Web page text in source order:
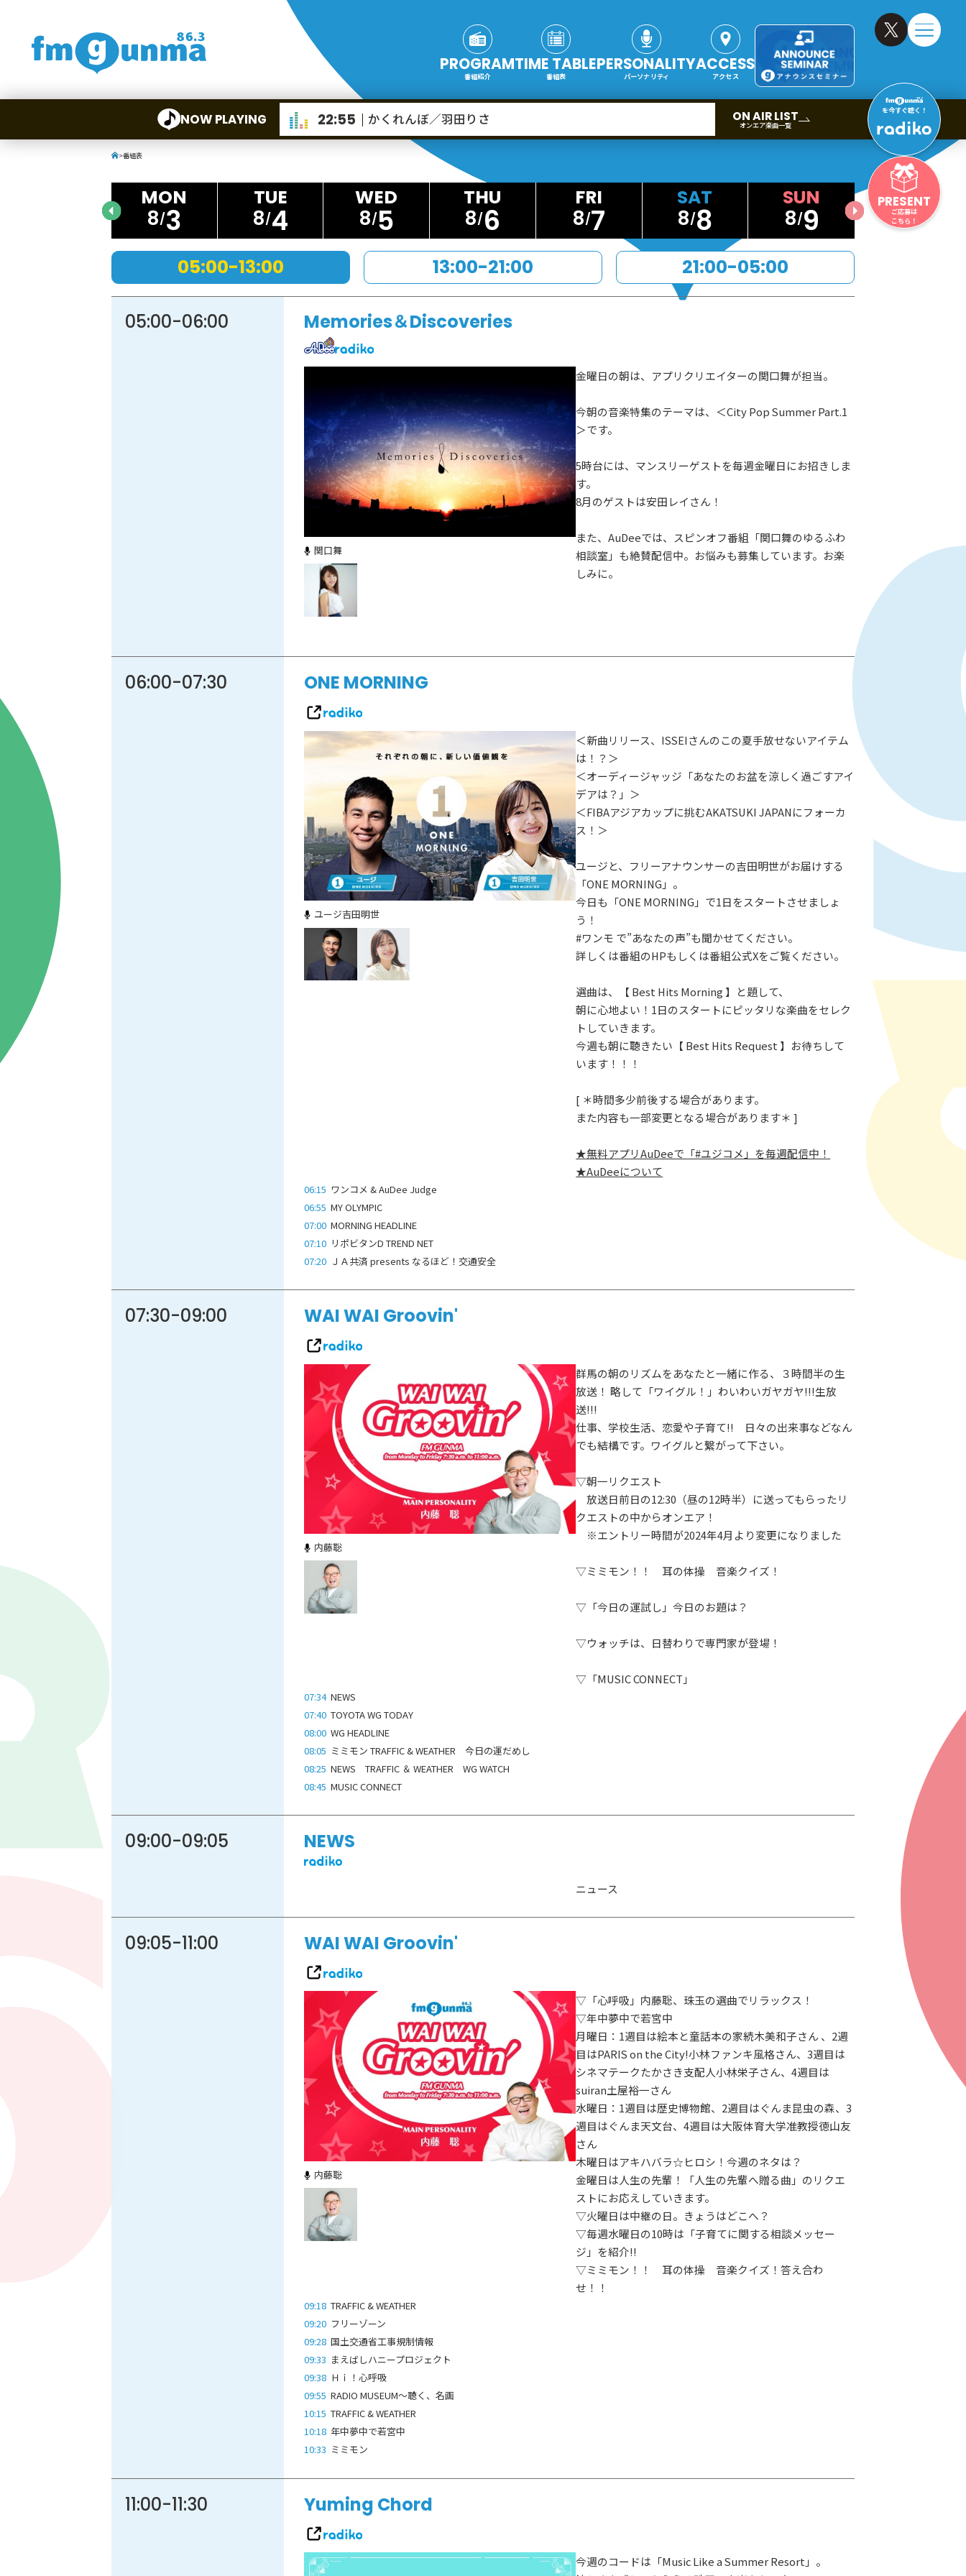
NOW PLAYING ON AIR LIST
オンエア楽曲一覧
22:55 かくれんぼ／羽田りさ
PROGRAM
番組紹介
TIME TABLE
番組表
PERSONALITY
パーソナリティ
ACCESS
アクセス
POWER PLAY
G-SelectionG-Selection
STAY TUNED!
採用情報
アナウンスセミナー
82.2MHz
82.0MHz
77.8MHz
87.1MHz
76.7MHz
Tone
79.4MHz
を今すぐ聴く！
PRESENT
ご応募は
こちら！
>番組表
8 3 8 4 8 5 8 6 8 7 8 8 8 9
05:00-13:00 13:00-21:00 21:00-05:00
05:00-06:00 Memories＆Discoveries
関口舞
金曜日の朝は、アプリクリエイターの関口舞が担当。
今朝の音楽特集のテーマは、＜City Pop Summer Part.1
＞です。
5時台には、マンスリーゲストを毎週金曜日にお招きしま
す。
8月のゲストは安田レイさん！
また、AuDeeでは、スピンオフ番組「関口舞のゆるふわ
相談室」も絶賛配信中。お悩みも募集しています。お楽
しみに。
06:00-07:30 ONE MORNING
ユージ吉田明世
＜新曲リリース、ISSEIさんのこの夏手放せないアイテム
は！？＞
＜オーディージャッジ「あなたのお盆を涼しく過ごすアイ
デアは？」＞
＜FIBAアジアカップに挑むAKATSUKI JAPANにフォーカ
ス！＞
ユージと、フリーアナウンサーの吉田明世がお届けする
「ONE MORNING」。
今日も「ONE MORNING」で1日をスタートさせましょ
う！
#ワンモ で”あなたの声”も聞かせてください。
詳しくは番組のHPもしくは番組公式Xをご覧ください。
選曲は、【 Best Hits Morning 】と題して、
朝に心地よい！1日のスタートにピッタリな楽曲をセレク
トしていきます。
今週も朝に聴きたい【 Best Hits Request 】お待ちして
います！！！
[ ＊時間多少前後する場合があります。
また内容も一部変更となる場合があります＊ ]
★無料アプリAuDeeで「#ユジコメ」を毎週配信中！
★AuDeeについて
06:15 ワンコメ & AuDee Judge
06:55 MY OLYMPIC
07:00 MORNING HEADLINE
07:10 リポビタンD TREND NET
07:20 ＪＡ共済 presents なるほど！交通安全
07:30-09:00 WAI WAI Groovin'
内藤聡
群馬の朝のリズムをあなたと一緒に作る、３時間半の生
放送！ 略して「ワイグル！」わいわいガヤガヤ!!!生放
送!!!
仕事、学校生活、恋愛や子育て!! 日々の出来事などなん
でも結構です。ワイグルと繋がって下さい。
▽朝一リクエスト
放送日前日の12:30（昼の12時半）に送ってもらったリ
クエストの中からオンエア！
※エントリー時間が2024年4月より変更になりました
▽ミミモン！！ 耳の体操 音楽クイズ！
▽「今日の運試し」今日のお題は？
▽ウォッチは、日替わりで専門家が登場！
▽「MUSIC CONNECT」
07:34 NEWS
07:40 TOYOTA WG TODAY
08:00 WG HEADLINE
08:05 ミミモン TRAFFIC & WEATHER 今日の運だめし
08:25 NEWS TRAFFIC ＆ WEATHER WG WATCH
08:45 MUSIC CONNECT
09:00-09:05 NEWS
ニュース
09:05-11:00 WAI WAI Groovin'
内藤聡
▽「心呼吸」内藤聡、珠玉の選曲でリラックス！
▽年中夢中で若宮中
月曜日：1週目は絵本と童話本の家続木美和子さん 、2週
目はPARIS on the City!小林ファンキ風格さん、3週目は
シネマテークたかさき支配人小林栄子さん、4週目は
suiran土屋裕一さん
水曜日：1週目は歴史博物館、2週目はぐんま昆虫の森、3
週目はぐんま天文台、4週目は大阪体育大学准教授徳山友
さん
木曜日はアキハバラ☆ヒロシ！今週のネタは？
金曜日は人生の先輩！「人生の先輩へ贈る曲」のリクエ
ストにお応えしていきます。
▽火曜日は中継の日。きょうはどこへ？
▽毎週水曜日の10時は「子育てに関する相談メッセー
ジ」を紹介!!
▽ミミモン！！ 耳の体操 音楽クイズ！答え合わ
せ！！
09:18 TRAFFIC & WEATHER
09:20 フリーゾーン
09:28 国土交通省工事規制情報
09:33 まえばしハニープロジェクト
09:38 Ｈｉ！心呼吸
09:55 RADIO MUSEUM～聴く、名画
10:15 TRAFFIC & WEATHER
10:18 年中夢中で若宮中
10:33 ミミモン
11:00-11:30 Yuming Chord
今週のコードは「Music Like a Summer Resort」。